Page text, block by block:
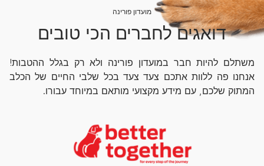
מועדון פורינה
דואגים לחברים הכי טובים
משתלם להיות חבר במועדון פורינה ולא רק בגלל ההטבות!
אנחנו פה ללוות אתכם צעד צעד בכל שלבי החיים של הכלב
המתוק שלכם, עם מידע מקצועי מותאם במיוחד עבורו.